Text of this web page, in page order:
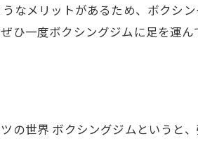
なメリットがあるため、ボクシ
ひ一度ボクシングジムに足を運ん
の世界 ボクシングジムというと